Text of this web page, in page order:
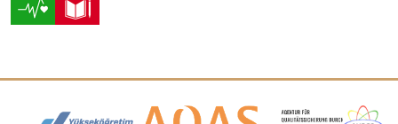
Akreditasyon ve Üyelik Logoları